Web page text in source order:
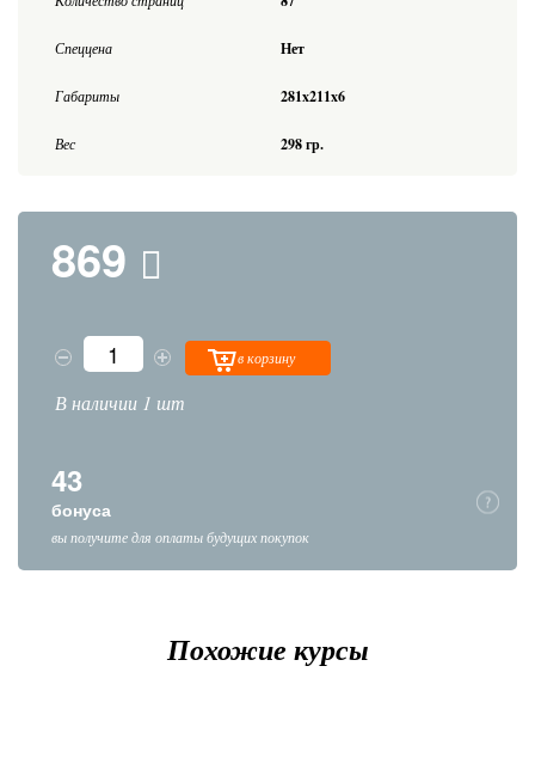
Спеццена Нет
Габариты 281x211x6
Вес 298 гр.
869
в корзину
В наличии 1 шт
43
бонуса
вы получите для оплаты будущих покупок
Похожие курсы